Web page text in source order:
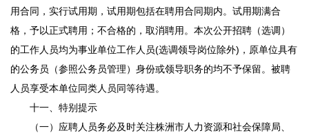
用合同，实行试用期，试用期包括在聘用合同期内。试用期满合
格，予以正式聘用；不合格的，取消聘用。本次公开招聘（选调）
的工作人员均为事业单位工作人员(选调领导岗位除外)，原单位具有
的公务员（参照公务员管理）身份或领导职务的均不予保留。被聘
人员享受本单位同类人员同等待遇。
十一、特别提示
（一）应聘人员务必及时关注株洲市人力资源和社会保障局、